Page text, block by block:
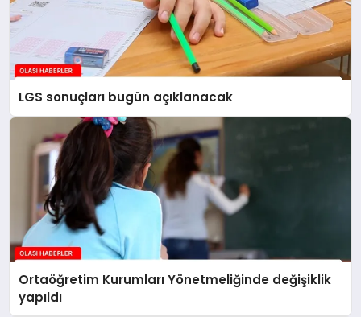
LGS sonuçları bugün açıklanacak
Ortaöğretim Kurumları Yönetmeliğinde değişiklik
yapıldı